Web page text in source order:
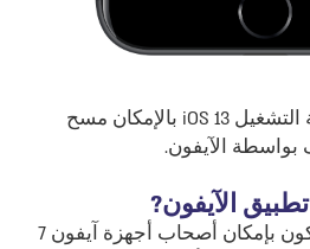
اعتبارا من إصدار منظومة التشغيل iOS 13 بالإمكان مسح
الآيفون.
الآيفون?
بعد التحديث لـ iOS 13 سيكون بإمكان أصحاب أجهزة آيفون 7